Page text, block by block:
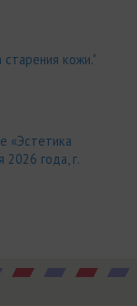
старения кожи."
«Эстетика
года, г.